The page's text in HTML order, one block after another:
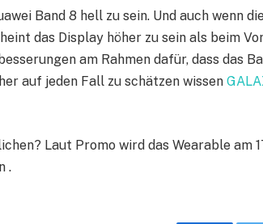
Band 8 hell zu sein. Und auch wenn
das Display höher zu sein als beim
am Rahmen dafür, dass das
auf jeden Fall zu schätzen wissen
Laut Promo wird das Wearable am
.